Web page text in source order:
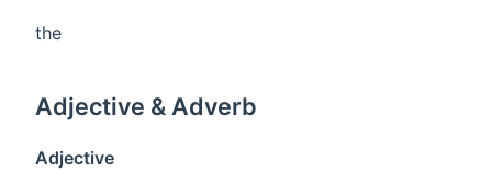
the
Adjective & Adverb
Adjective